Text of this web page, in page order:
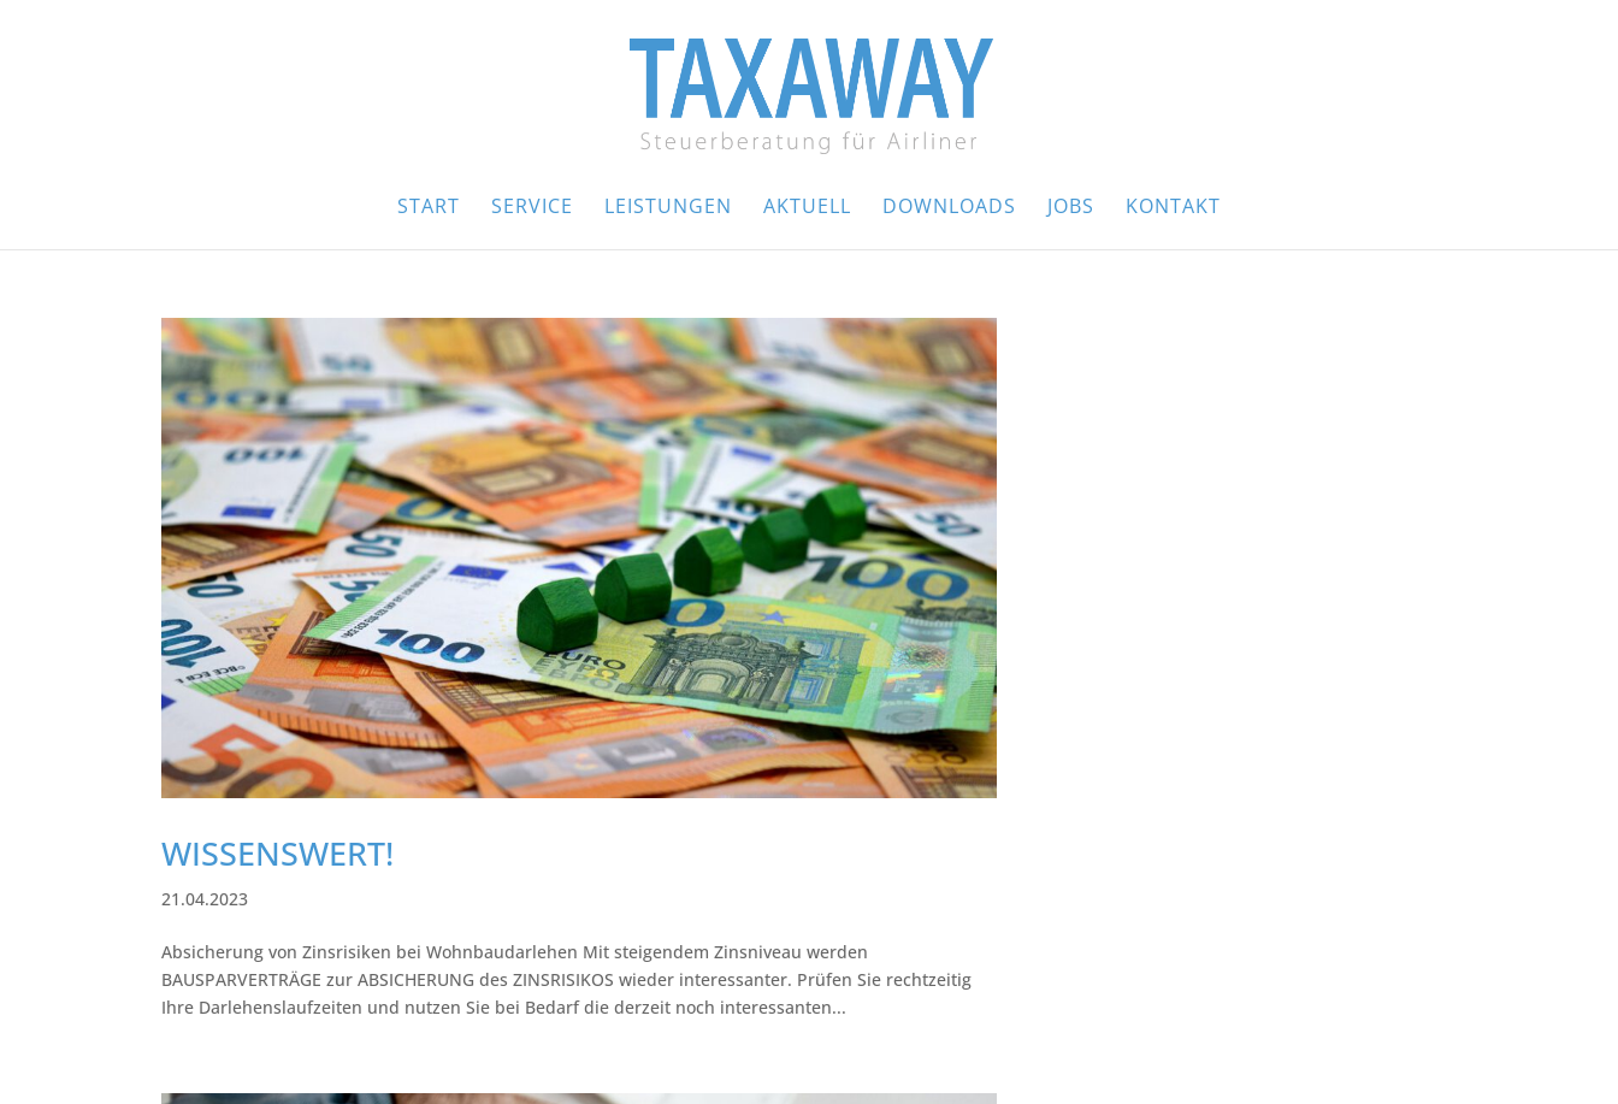
START SERVICE LEISTUNGEN AKTUELL DOWNLOADS JOBS KONTAKT
WISSENSWERT!
21.04.2023
Absicherung von Zinsrisiken bei Wohnbaudarlehen Mit steigendem Zinsniveau werden
BAUSPARVERTRÄGE zur ABSICHERUNG des ZINSRISIKOS wieder interessanter. Prüfen Sie rechtzeitig
Ihre Darlehenslaufzeiten und nutzen Sie bei Bedarf die derzeit noch interessanten...